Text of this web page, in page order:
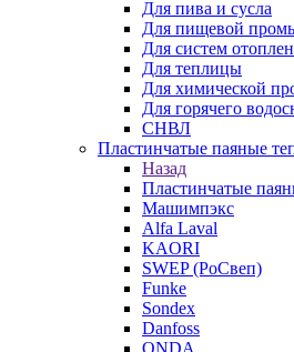
Для пива и сусла
Для пищевой
Для систем
Для теплицы
Для химической
Для горячего
СНВЛ
Пластинчатые паяные
Назад
Пластинчатые
Машимпэкс
Alfa Laval
KAORI
SWEP (РоСвеп)
Funke
Sondex
Danfoss
ONDA